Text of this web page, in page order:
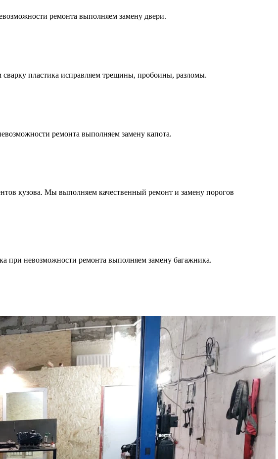
ремонта выполняем замену двери.
пластика исправляем трещины, пробоины, разломы.
ремонта выполняем замену капота.
кузова. Мы выполняем качественный ремонт и замену порогов
при невозможности ремонта выполняем замену багажника.